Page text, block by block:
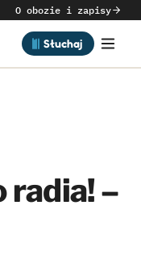
O obozie i zapisy
Słuchaj
radia! –